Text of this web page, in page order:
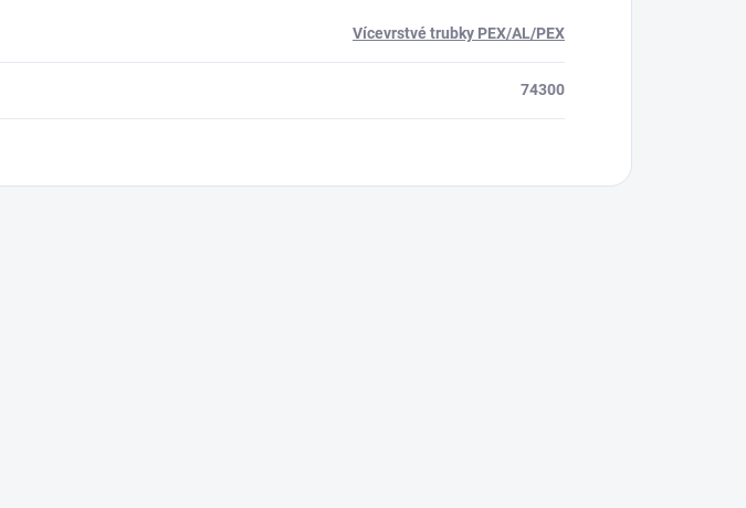
Vícevrstvé trubky PEX/AL/PEX
74300